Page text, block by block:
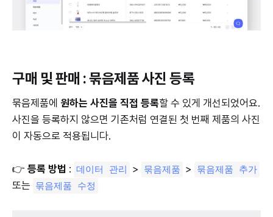
구매 및 판매 : 묶음제품 사진 등록
묶음제품에 원하는 사진을 직접 등록할 수 있게 개선되었어요.
사진을 등록하지 않으면 기존처럼 연결된 첫 번째 제품의 사진
이 자동으로 적용됩니다.
👉 등록 방법 : 데이터 관리 > 묶음제품 > 묶음제품 추가
또는 묶음제품 수정